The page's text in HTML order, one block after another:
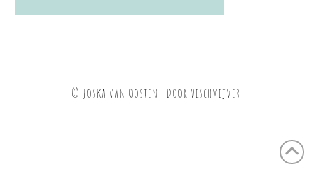
© Joska van Oosten | Door Vischvijver